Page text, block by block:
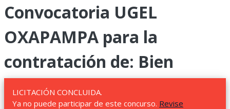
Convocatoria UGEL
OXAPAMPA para la
contratación de: Bien
LICITACIÓN CONCLUIDA.
Ya no puede participar de este concurso. Revise